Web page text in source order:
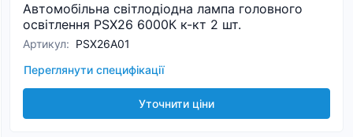
Автомобільна світлодіодна лампа головного
освітлення PSX26 6000К к-кт 2 шт.
Артикул: PSX26A01
Переглянути специфікації
Уточнити ціни